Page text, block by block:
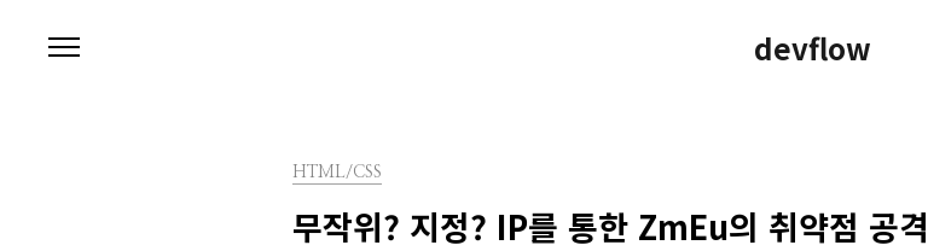
devflow
HTML/CSS
무작위? 지정? IP를 통한 ZmEu의 취약점 공격